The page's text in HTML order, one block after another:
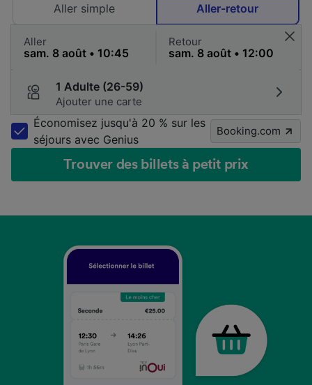
Aller simple
Aller-retour
Aller Retour
1 Adulte (26-59)
Ajouter une carte
Économisez jusqu'à 20 % sur les
séjours avec Genius
Booking.com
Trouver des billets à petit prix